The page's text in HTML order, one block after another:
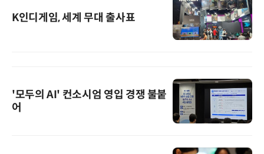
K인디게임, 세계 무대 출사표
'모두의 AI' 컨소시엄 영입 경쟁 불붙
어